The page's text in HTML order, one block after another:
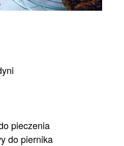
pieczenia
do piernika